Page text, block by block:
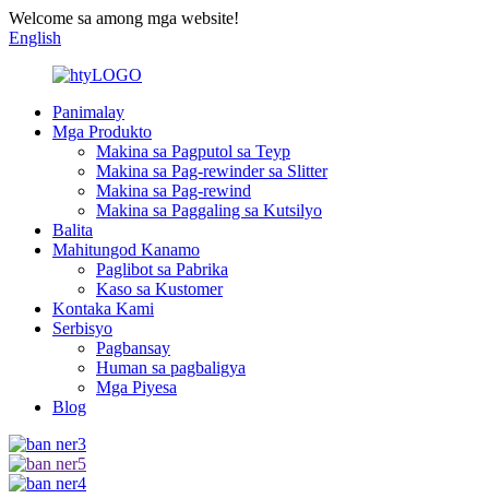
Welcome sa among mga website!
English
Panimalay
Mga Produkto
Makina sa Pagputol sa Teyp
Makina sa Pag-rewinder sa Slitter
Makina sa Pag-rewind
Makina sa Paggaling sa Kutsilyo
Balita
Mahitungod Kanamo
Paglibot sa Pabrika
Kaso sa Kustomer
Kontaka Kami
Serbisyo
Pagbansay
Human sa pagbaligya
Mga Piyesa
Blog